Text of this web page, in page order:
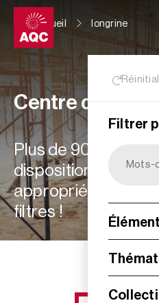
Panneau de gestion des cookies
Accueil longrine
Filtrer
Centre de
Plus de 900
disposition :
appropriées à vos
filtres !